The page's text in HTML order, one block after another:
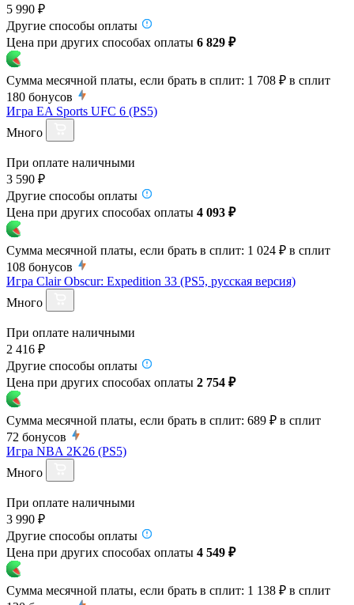
5 990 ₽
Другие способы оплаты
Цена при других способах оплаты 6 829 ₽
Сумма месячной платы, если брать в сплит: 1 708 ₽ в сплит
180 бонусов
Игра EA Sports UFC 6 (PS5)
Много
При оплате наличными
3 590 ₽
Другие способы оплаты
Цена при других способах оплаты 4 093 ₽
Сумма месячной платы, если брать в сплит: 1 024 ₽ в сплит
108 бонусов
Игра Clair Obscur: Expedition 33 (PS5, русская версия)
Много
При оплате наличными
2 416 ₽
Другие способы оплаты
Цена при других способах оплаты 2 754 ₽
Сумма месячной платы, если брать в сплит: 689 ₽ в сплит
72 бонусов
Игра NBA 2K26 (PS5)
Много
При оплате наличными
3 990 ₽
Другие способы оплаты
Цена при других способах оплаты 4 549 ₽
Сумма месячной платы, если брать в сплит: 1 138 ₽ в сплит